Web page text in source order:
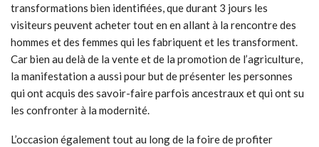
transformations bien identifiées, que durant 3 jours les
visiteurs peuvent acheter tout en en allant à la rencontre des
hommes et des femmes qui les fabriquent et les transforment.
Car bien au delà de la vente et de la promotion de l’agriculture,
la manifestation a aussi pour but de présenter les personnes
qui ont acquis des savoir-faire parfois ancestraux et qui ont su
les confronter à la modernité.
L’occasion également tout au long de la foire de profiter